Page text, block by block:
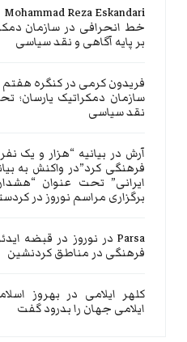
Mohammad Reza Eskandari
خط انحرافی در سازمان
بر پایه آگاهی و نقد سیاسی
فریدون کرمی درکنگره
سازمان دمکراتیک یارسان؛
نقد سیاسی
آرش در بیانیه “هزار و یک
ایرانی” تحت عنوان
برگزاری مراسم نوروز در
Parsa در نوروز در قبضه
فرهنگی در مناطق کردنشین
کلهر ایلامی در بهروز
ایلامی جهان را بدرود گفت